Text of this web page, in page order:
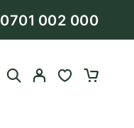
0701 002 000